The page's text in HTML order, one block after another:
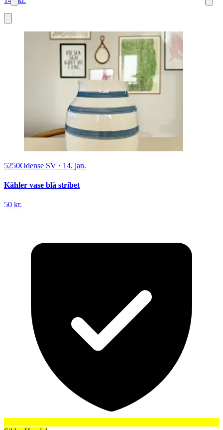
5250Odense SV · 14. jan.
Kähler vase blå stribet
50 kr.